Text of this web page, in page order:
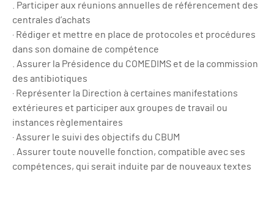
. Participer aux réunions annuelles de référencement des
centrales d’achats
· Rédiger et mettre en place de protocoles et procédures
dans son domaine de compétence
. Assurer la Présidence du COMEDIMS et de la commission
des antibiotiques
· Représenter la Direction à certaines manifestations
extérieures et participer aux groupes de travail ou
instances règlementaires
· Assurer le suivi des objectifs du CBUM
. Assurer toute nouvelle fonction, compatible avec ses
compétences, qui serait induite par de nouveaux textes